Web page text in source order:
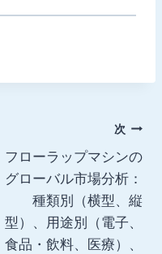
次
フローラップマシンの
グローバル市場分析：
種類別（横型、縦
型）、用途別（電子、
食品・飲料、医療）、